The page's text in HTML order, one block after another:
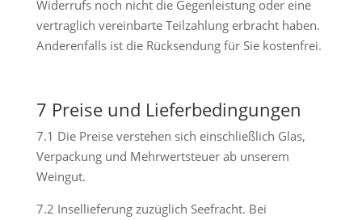
Widerrufs noch nicht die Gegenleistung oder eine
vertraglich vereinbarte Teilzahlung erbracht haben.
Anderenfalls ist die Rücksendung für Sie kostenfrei.
7 Preise und Lieferbedingungen
7.1 Die Preise verstehen sich einschließlich Glas,
Verpackung und Mehrwertsteuer ab unserem
Weingut.
7.2 Insellieferung zuzüglich Seefracht. Bei